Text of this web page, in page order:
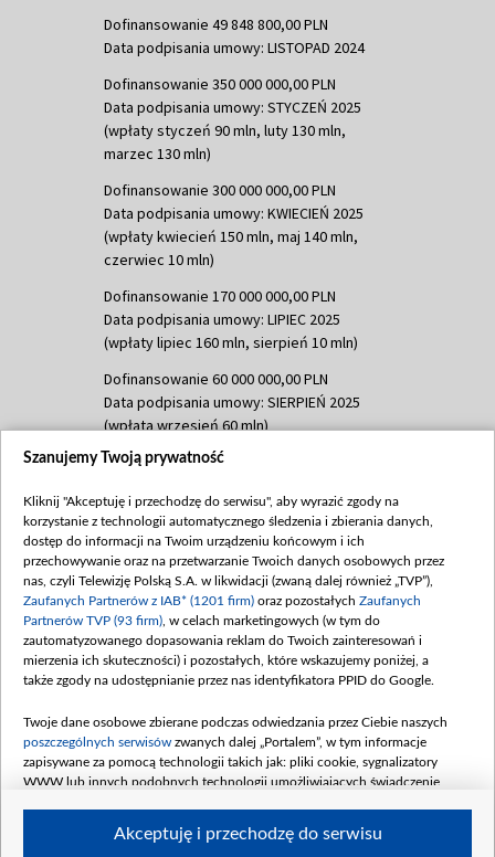
Dofinansowanie 49 848 800,00 PLN
Data podpisania umowy: LISTOPAD 2024
Dofinansowanie 350 000 000,00 PLN
Data podpisania umowy: STYCZEŃ 2025
(wpłaty styczeń 90 mln, luty 130 mln,
marzec 130 mln)
Dofinansowanie 300 000 000,00 PLN
Data podpisania umowy: KWIECIEŃ 2025
(wpłaty kwiecień 150 mln, maj 140 mln,
czerwiec 10 mln)
Dofinansowanie 170 000 000,00 PLN
Data podpisania umowy: LIPIEC 2025
(wpłaty lipiec 160 mln, sierpień 10 mln)
Dofinansowanie 60 000 000,00 PLN
Data podpisania umowy: SIERPIEŃ 2025
(wpłata wrzesień 60 mln)
Dofinansowanie 635 783 051,21 PLN
(wpłata wrzesień 100 mln, październik 350
mln, listopad 265 mln)
Dofinansowanie 48 862 000,00 PLN
Data podpisania umowy: GRUDZIEŃ 2025
(wpłata grudzień 60,548 mln)
Dofinansowanie 900 000 000,00 PLN
Data podpisania umowy: LUTY 2026 (wpłata
kwiecień 180 mln, 7 maja 180 mln, 8
czerwca 90 mln)
Dofinansowanie 250 000 000,00 PLN
4 sierpnia 250 mln
Szanujemy Twoją prywatność
Kliknij "Akceptuję i przechodzę do serwisu", aby wyrazić zgody na
korzystanie z technologii automatycznego śledzenia i zbierania danych,
dostęp do informacji na Twoim urządzeniu końcowym i ich
przechowywanie oraz na przetwarzanie Twoich danych osobowych przez
nas, czyli Telewizję Polską S.A. w likwidacji (zwaną dalej również „TVP”),
Zaufanych Partnerów z IAB* (1201 firm) oraz pozostałych Zaufanych
Partnerów TVP (93 firm) , w celach marketingowych (w tym do
zautomatyzowanego dopasowania reklam do Twoich zainteresowań i
mierzenia ich skuteczności) i pozostałych, które wskazujemy poniżej, a
także zgody na udostępnianie przez nas identyfikatora PPID do Google.
Twoje dane osobowe zbierane podczas odwiedzania przez Ciebie naszych
poszczególnych serwisów zwanych dalej „Portalem”, w tym informacje
zapisywane za pomocą technologii takich jak: pliki cookie, sygnalizatory
WWW lub innych podobnych technologii umożliwiających świadczenie
Akceptuję i przechodzę do serwisu